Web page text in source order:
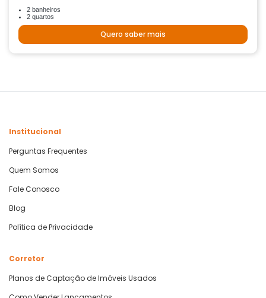
2 banheiros
2 quartos
Quero saber mais
Institucional
Perguntas Frequentes
Quem Somos
Fale Conosco
Blog
Política de Privacidade
Corretor
Planos de Captação de Imóveis Usados